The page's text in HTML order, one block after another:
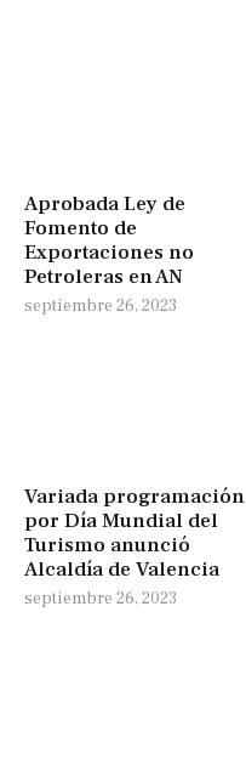
Aprobada Ley de
Fomento de
Exportaciones no
Petroleras en AN
septiembre 26, 2023
Variada programación
por Día Mundial del
Turismo anunció
Alcaldía de Valencia
septiembre 26, 2023